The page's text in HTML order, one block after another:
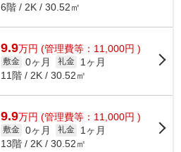
6階 / 2K / 30.52㎡
9.9万円 (管理費等：11,000円 )
敷金 0ヶ月 礼金
1ヶ月
11階 / 2K / 30.52㎡
9.9万円 (管理費等：11,000円 )
敷金 0ヶ月 礼金
1ヶ月
13階 / 2K / 30.52㎡